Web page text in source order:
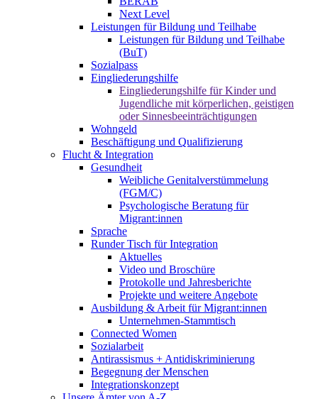
Next Level
Leistungen für Bildung und Teilhabe
Leistungen für Bildung und Teilhabe
(BuT)
Sozialpass
Eingliederungshilfe
Eingliederungshilfe für Kinder und
Jugendliche mit körperlichen, geistigen
oder Sinnesbeeinträchtigungen
Wohngeld
Beschäftigung und Qualifizierung
Flucht & Integration
Gesundheit
Weibliche Genitalverstümmelung
(FGM/C)
Psychologische Beratung für
Migrant:innen
Sprache
Runder Tisch für Integration
Aktuelles
Video und Broschüre
Protokolle und Jahresberichte
Projekte und weitere Angebote
Ausbildung & Arbeit für Migrant:innen
Unternehmen-Stammtisch
Connected Women
Sozialarbeit
Antirassismus + Antidiskriminierung
Begegnung der Menschen
Integrationskonzept